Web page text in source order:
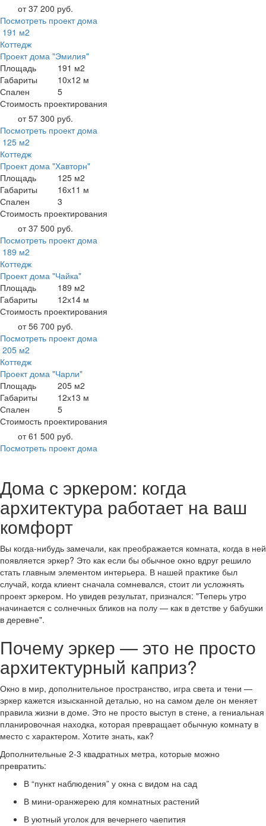
от 37 200 руб.
Посмотреть проект дома
191 м2
Коттедж
Проект дома "Эмилия"
Площадь
191 м2
Габариты
10х12 м
Спален
5
Стоимость проектирования
от 57 300 руб.
Посмотреть проект дома
125 м2
Коттедж
Проект дома "Хавторн"
Площадь
125 м2
Габариты
16х11 м
Спален
3
Стоимость проектирования
от 37 500 руб.
Посмотреть проект дома
189 м2
Коттедж
Проект дома "Чайка"
Площадь
189 м2
Габариты
12х14 м
Стоимость проектирования
от 56 700 руб.
Посмотреть проект дома
205 м2
Коттедж
Проект дома "Чарли"
Площадь
205 м2
Габариты
12х13 м
Спален
5
Стоимость проектирования
от 61 500 руб.
Посмотреть проект дома
Дома с эркером: когда
архитектура работает на ваш
комфорт
Вы когда-нибудь замечали, как преображается комната, когда в ней
появляется эркер? Это как если бы обычное окно вдруг решило
стать главным элементом интерьера. В нашей практике был
случай, когда клиент сначала сомневался, стоит ли усложнять
проект эркером. Но увидев результат, признался: "Теперь утро
начинается с солнечных бликов на полу — как в детстве у бабушки
в деревне".
Почему эркер — это не просто
архитектурный каприз?
Окно в мир, дополнительное пространство, игра света и тени —
эркер кажется изысканной деталью, но на самом деле он меняет
правила жизни в доме. Это не просто выступ в стене, а гениальная
планировочная находка, которая превращает обычную комнату в
место с характером. Хотите знать, как?
Дополнительные 2-3 квадратных метра, которые можно
превратить:
В “пункт наблюдения” у окна с видом на сад
В мини-оранжерею для комнатных растений
В уютный уголок для вечернего чаепития